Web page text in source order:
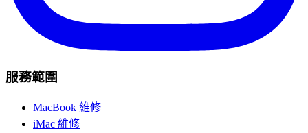
服務範圍
MacBook 維修
iMac 維修